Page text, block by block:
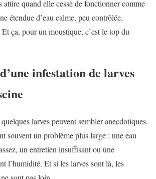
attire quand elle cesse de fonctionner comme
étendue d’eau calme, peu contrôlée,
ça, pour un moustique, c’est le top du
infestation de larves
larves peuvent sembler anecdotiques.
souvent un problème plus large : une eau
un entretien insuffisant ou une
l’humidité. Et si les larves sont là, les